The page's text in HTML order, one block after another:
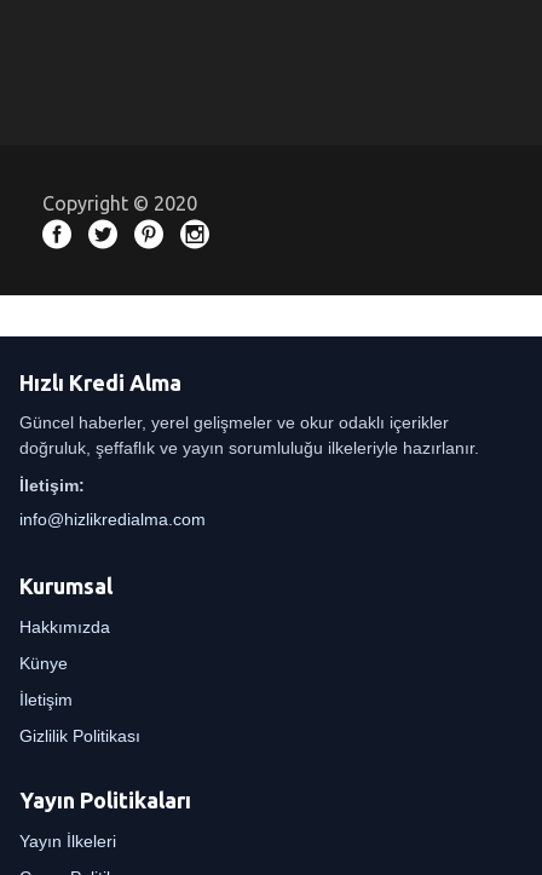
Copyright © 2020
Hızlı Kredi Alma
Güncel haberler, yerel gelişmeler ve okur odaklı içerikler
doğruluk, şeffaflık ve yayın sorumluluğu ilkeleriyle hazırlanır.
İletişim:
info@hizlikredialma.com
Kurumsal
Hakkımızda
Künye
İletişim
Gizlilik Politikası
Yayın Politikaları
Yayın İlkeleri